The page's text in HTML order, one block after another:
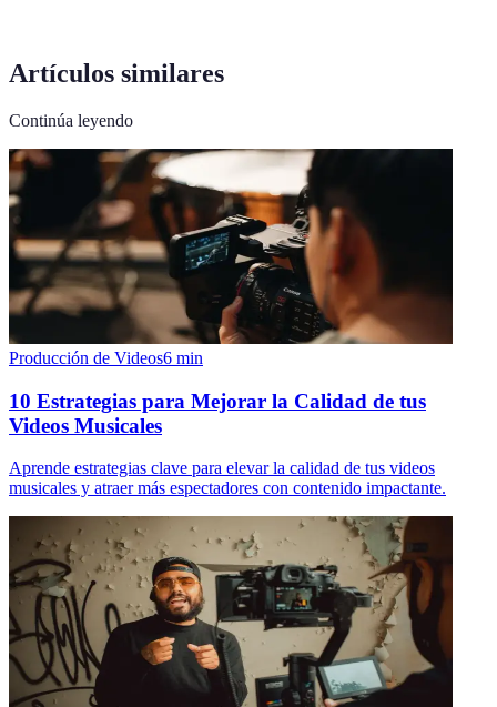
Artículos similares
Continúa leyendo
Producción de Videos6 min
10 Estrategias para Mejorar la Calidad de tus
Videos Musicales
Aprende estrategias clave para elevar la calidad de tus videos
musicales y atraer más espectadores con contenido impactante.